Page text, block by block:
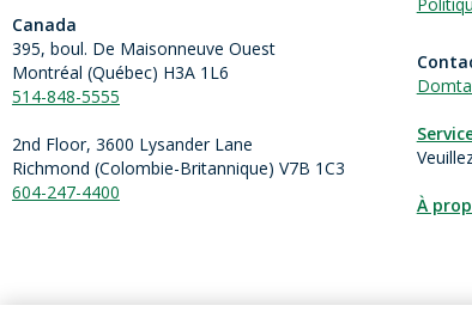
Canada
395, boul. De Maisonneuve Ouest
Montréal (Québec) H3A 1L6
514-848-5555
2nd Floor, 3600 Lysander Lane
Richmond (Colombie-Britannique) V7B 1C3
604-247-4400
À